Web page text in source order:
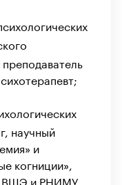
научный
и
когниции»,
ВШЭ и РНИМУ